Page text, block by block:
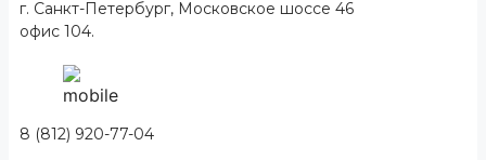
г. Санкт-Петербург, Московское шоссе 46
офис 104.
8 (812) 920-77-04